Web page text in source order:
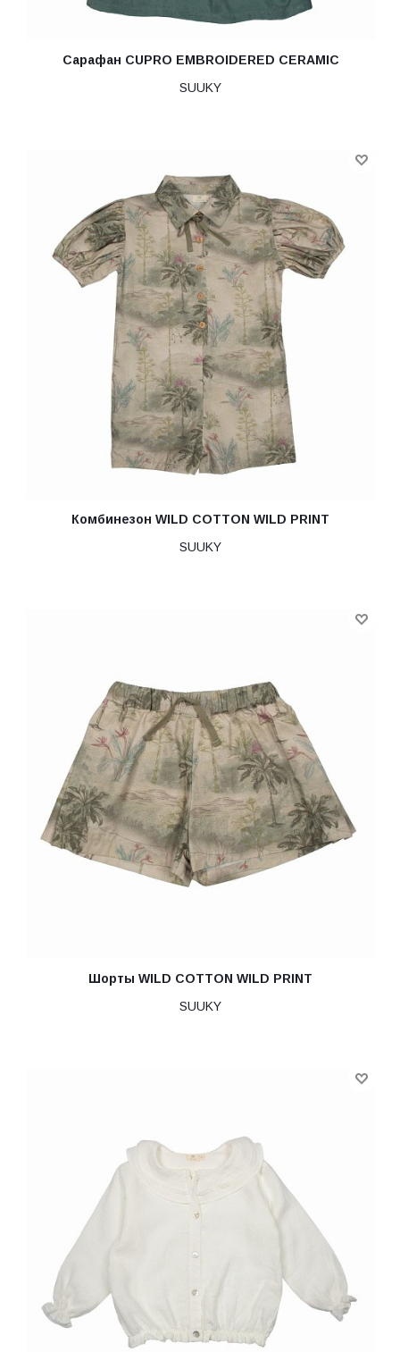
Сарафан CUPRO EMBROIDERED CERAMIC
SUUKY
Комбинезон WILD COTTON WILD PRINT
SUUKY
Шорты WILD COTTON WILD PRINT
SUUKY